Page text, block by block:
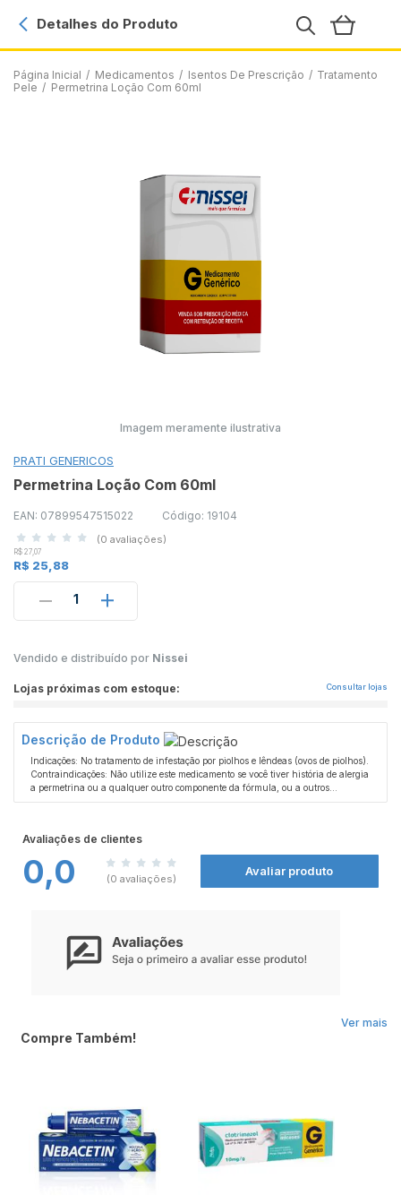
Página Inicial / Medicamentos / Isentos De Prescrição / Tratamento
Pele / Permetrina Loção Com 60ml
Detalhes do Produto
Imagem meramente ilustrativa
PRATI GENERICOS
Permetrina Loção Com 60ml
EAN: 07899547515022 Código: 19104
(0 avaliações)
R$ 27,07
R$ 25,88
1
Vendido e distribuído por Nissei
Lojas próximas com estoque: Consultar lojas
Descrição de Produto
Indicações: No tratamento de infestação por piolhos e lêndeas (ovos de piolhos).
Contraindicações: Não utilize este medicamento se você tiver história de alergia
a permetrina ou a qualquer outro componente da fórmula, ou a outros
piretroides. Crianças menores de 2 anos de idade devem ser tratadas apenas
irritação, desconforto e dor na pele.
Avaliações de clientes
0,0 (0 avaliações)
Avaliar produto
Ver mais
Compre Também!